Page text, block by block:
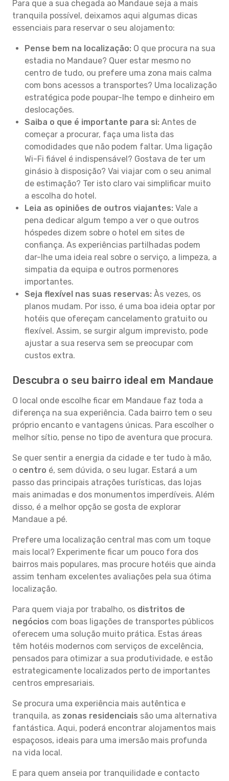
Para que a sua chegada ao Mandaue seja a mais
tranquila possível, deixamos aqui algumas dicas
essenciais para reservar o seu alojamento:
Pense bem na localização: O que procura na sua
estadia no Mandaue? Quer estar mesmo no
centro de tudo, ou prefere uma zona mais calma
com bons acessos a transportes? Uma localização
estratégica pode poupar-lhe tempo e dinheiro em
deslocações.
Saiba o que é importante para si: Antes de
começar a procurar, faça uma lista das
comodidades que não podem faltar. Uma ligação
Wi-Fi fiável é indispensável? Gostava de ter um
ginásio à disposição? Vai viajar com o seu animal
de estimação? Ter isto claro vai simplificar muito
a escolha do hotel.
Leia as opiniões de outros viajantes: Vale a
pena dedicar algum tempo a ver o que outros
hóspedes dizem sobre o hotel em sites de
confiança. As experiências partilhadas podem
dar-lhe uma ideia real sobre o serviço, a limpeza, a
simpatia da equipa e outros pormenores
importantes.
Seja flexível nas suas reservas: Às vezes, os
planos mudam. Por isso, é uma boa ideia optar por
hotéis que ofereçam cancelamento gratuito ou
flexível. Assim, se surgir algum imprevisto, pode
ajustar a sua reserva sem se preocupar com
custos extra.
Descubra o seu bairro ideal em Mandaue
O local onde escolhe ficar em Mandaue faz toda a
diferença na sua experiência. Cada bairro tem o seu
próprio encanto e vantagens únicas. Para escolher o
melhor sítio, pense no tipo de aventura que procura.
Se quer sentir a energia da cidade e ter tudo à mão,
o centro é, sem dúvida, o seu lugar. Estará a um
passo das principais atrações turísticas, das lojas
mais animadas e dos monumentos imperdíveis. Além
disso, é a melhor opção se gosta de explorar
Mandaue a pé.
Prefere uma localização central mas com um toque
mais local? Experimente ficar um pouco fora dos
bairros mais populares, mas procure hotéis que ainda
assim tenham excelentes avaliações pela sua ótima
localização.
Para quem viaja por trabalho, os distritos de
negócios com boas ligações de transportes públicos
oferecem uma solução muito prática. Estas áreas
têm hotéis modernos com serviços de excelência,
pensados para otimizar a sua produtividade, e estão
estrategicamente localizados perto de importantes
centros empresariais.
Se procura uma experiência mais autêntica e
tranquila, as zonas residenciais são uma alternativa
fantástica. Aqui, poderá encontrar alojamentos mais
espaçosos, ideais para uma imersão mais profunda
na vida local.
E para quem anseia por tranquilidade e contacto